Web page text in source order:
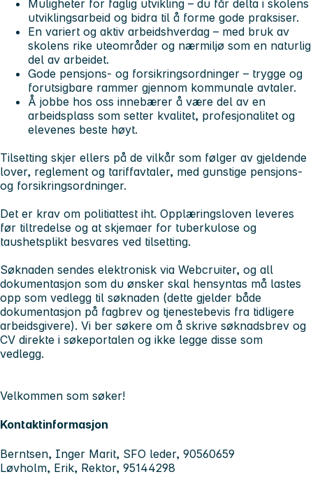
Muligheter for faglig utvikling – du får delta i skolens
utviklingsarbeid og bidra til å forme gode praksiser.
En variert og aktiv arbeidshverdag – med bruk av
skolens rike uteområder og nærmiljø som en naturlig
del av arbeidet.
Gode pensjons- og forsikringsordninger – trygge og
forutsigbare rammer gjennom kommunale avtaler.
Å jobbe hos oss innebærer å være del av en
arbeidsplass som setter kvalitet, profesjonalitet og
elevenes beste høyt.
Tilsetting skjer ellers på de vilkår som følger av gjeldende
lover, reglement og tariffavtaler, med gunstige pensjons-
og forsikringsordninger.
Det er krav om politiattest iht. Opplæringsloven leveres
før tiltredelse og at skjemaer for tuberkulose og
taushetsplikt besvares ved tilsetting.
Søknaden sendes elektronisk via Webcruiter, og all
dokumentasjon som du ønsker skal hensyntas må lastes
opp som vedlegg til søknaden (dette gjelder både
dokumentasjon på fagbrev og tjenestebevis fra tidligere
arbeidsgivere). Vi ber søkere om å skrive søknadsbrev og
CV direkte i søkeportalen og ikke legge disse som
vedlegg.
Velkommen som søker!
Kontaktinformasjon
Berntsen, Inger Marit, SFO leder, 90560659
Løvholm, Erik, Rektor, 95144298